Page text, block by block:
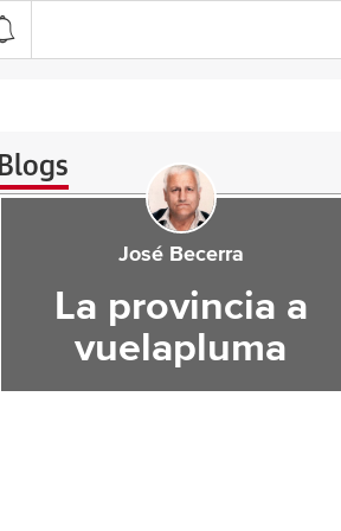
Blogs
José Becerra
La provincia a
vuelapluma